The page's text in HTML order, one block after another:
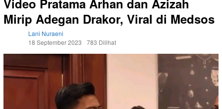
Video Pratama Arhan dan Azizah
Mirip Adegan Drakor, Viral di Medsos
Lani Nuraeni
18 September 2023
783 Dilihat